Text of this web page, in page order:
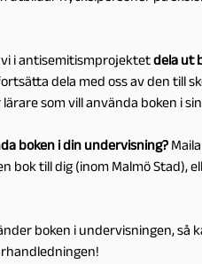
i antisemitismprojektetdela ut
dela med oss av den till
som vill använda boken i
boken i din undervisning?
bok till dig (inom Malmö Stad),
boken i undervisningen, så